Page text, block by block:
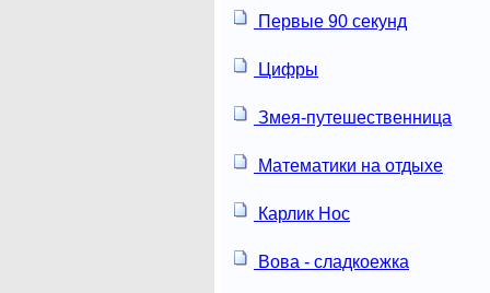
Первые 90 секунд
Цифры
Змея-путешественница
Математики на отдыхе
Карлик Нос
Вова - сладкоежка